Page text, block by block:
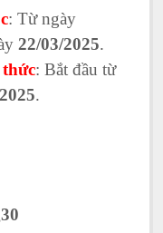
: Từ ngày
22/03/2025.
: Bắt đầu từ
.